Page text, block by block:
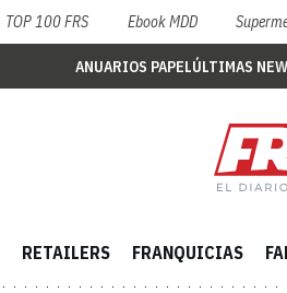
TOP 100 FRS Ebook MDD
ANUARIOS PAPELÚLTIMAS
RETAILERS FRANQUICIAS